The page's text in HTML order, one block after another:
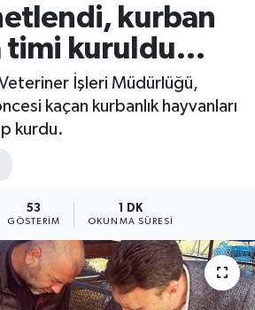
kurban
timi kuruldu…
İşleri Müdürlüğü,
kaçan kurbanlık hayvanları
kurdu.
53
GÖSTERIM
1 DK
OKUNMA SÜRESI